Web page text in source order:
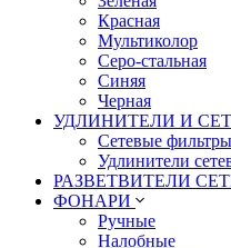
Красная
Мультиколор
Серо-стальная
Синяя
Черная
УДЛИНИТЕЛИ И
Сетевые фильтры
Удлинители
РАЗВЕТВИТЕЛИ
ФОНАРИ
Ручные
Налобные